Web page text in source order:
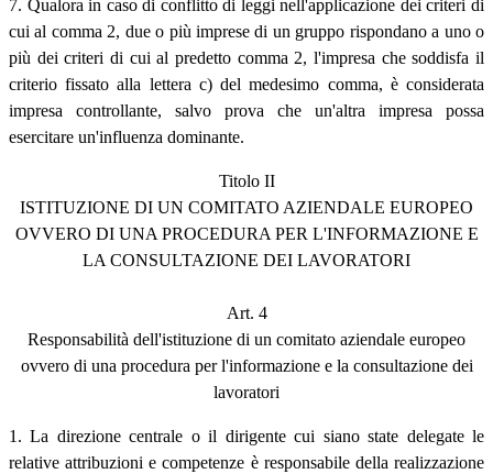
7. Qualora in caso di conflitto di leggi nell'applicazione dei criteri di
cui al comma 2, due o più imprese di un gruppo rispondano a uno o
più dei criteri di cui al predetto comma 2, l'impresa che soddisfa il
criterio fissato alla lettera c) del medesimo comma, è considerata
impresa controllante, salvo prova che un'altra impresa possa
esercitare un'influenza dominante.
Titolo II
ISTITUZIONE DI UN COMITATO AZIENDALE EUROPEO
OVVERO DI UNA PROCEDURA PER L'INFORMAZIONE E
LA CONSULTAZIONE DEI LAVORATORI
Art. 4
Responsabilità dell'istituzione di un comitato aziendale europeo
ovvero di una procedura per l'informazione e la consultazione dei
lavoratori
1. La direzione centrale o il dirigente cui siano state delegate le
relative attribuzioni e competenze è responsabile della realizzazione